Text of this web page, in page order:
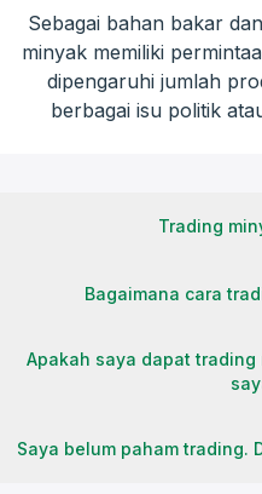
Sebagai bahan bakar
minyak memiliki
dipengaruhi jumlah
berbagai isu politik
Trading
Bagaimana cara
Apakah saya dapat
Saya belum paham trading.